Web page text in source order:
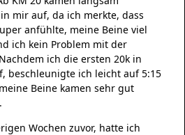
mir auf, da ich merkte, dass
anfühlte, meine Beine viel
ich kein Problem mit der
ich die ersten 20k in
beschleunigte ich leicht auf 5:15
Beine kamen sehr gut
Wochen zuvor, hatte ich